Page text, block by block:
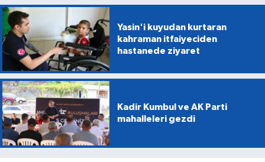
Yasin'i kuyudan kurtaran
kahraman itfaiyeciden
hastanede ziyaret
Kadir Kumbul ve AK Parti
mahalleleri gezdi